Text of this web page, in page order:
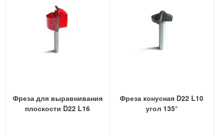
Фреза для выравнивания
плоскости D22 L16
Фреза конусная D22 L10
угол 135°